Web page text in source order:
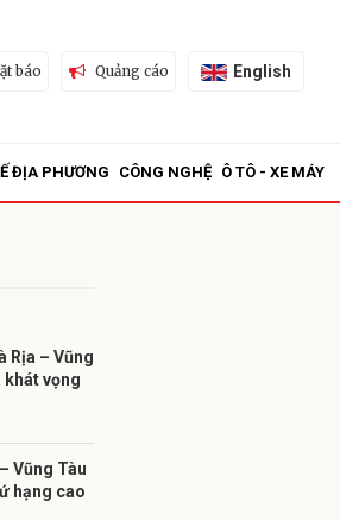
báo Quảng cáo English
ĐỊA PHƯƠNG CÔNG NGHỆ Ô TÔ - XE MÁY
Rịa – Vũng
khát vọng
Vũng Tàu
hạng cao